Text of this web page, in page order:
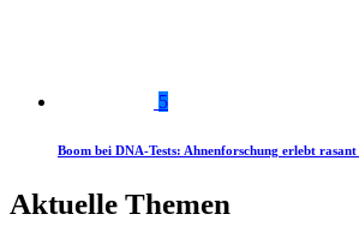
5
Boom bei DNA-Tests: Ahnenforschung erlebt
Aktuelle Themen